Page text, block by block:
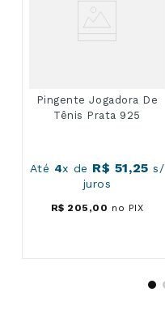
Pingente Jogadora De
Tênis Prata 925
Até 4x de R$ 51,25 s/
juros
R$ 205 ,00 no PIX